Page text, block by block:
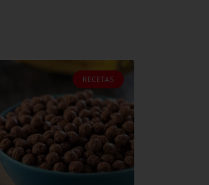
RECETAS